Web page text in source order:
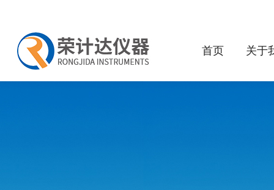
首页 关于